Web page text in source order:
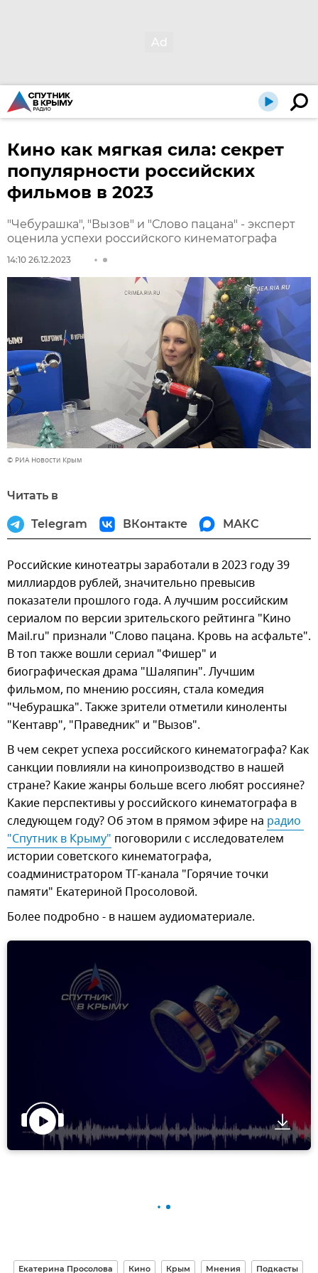
Кино как мягкая сила: секрет
популярности российских
фильмов в 2023
"Чебурашка", "Вызов" и "Слово пацана" - эксперт
оценила успехи российского кинематографа
14:10 26.12.2023
© РИА Новости Крым
Читать в
Telegram ВКонтакте МАКС
Российские кинотеатры заработали в 2023 году 39
миллиардов рублей, значительно превысив
показатели прошлого года. А лучшим российским
сериалом по версии зрительского рейтинга "Кино
Mail.ru" признали "Слово пацана. Кровь на асфальте".
В топ также вошли сериал "Фишер" и
биографическая драма "Шаляпин". Лучшим
фильмом, по мнению россиян, стала комедия
"Чебурашка". Также зрители отметили киноленты
"Кентавр", "Праведник" и "Вызов".
В чем секрет успеха российского кинематографа? Как
санкции повлияли на кинопроизводство в нашей
стране? Какие жанры больше всего любят россияне?
Какие перспективы у российского кинематографа в
следующем году? Об этом в прямом эфире на радио
"Спутник в Крыму" поговорили с исследователем
истории советского кинематографа,
соадминистратором ТГ-канала "Горячие точки
памяти" Екатериной Просоловой.
Более подробно - в нашем аудиоматериале.
Екатерина Просолова Кино Крым Мнения Подкасты